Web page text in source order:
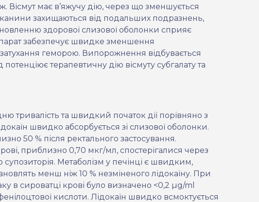
Вісмут має в’яжучу дію, через що зменшується
захищаються від подальших подразнень,
здорової слизової оболонки сприяє
забезпечує швидке зменшення
геморою. Випорожнення відбувається
терапевтичну дію вісмуту субгалату та
тривалість та швидкий початок дії порівняно з
швидко абсорбується зі слизової оболонки.
50 % після ректального застосування.
приблизно 0,70 мкг/мл, спостерігалися через
супозиторія. Метаболізм у печінці є швидким,
менш ніж 10 % незміненого лідокаїну. При
в сироватці крові було визначено <0,2 µg/ml
кислоти. Лідокаїн швидко всмоктується